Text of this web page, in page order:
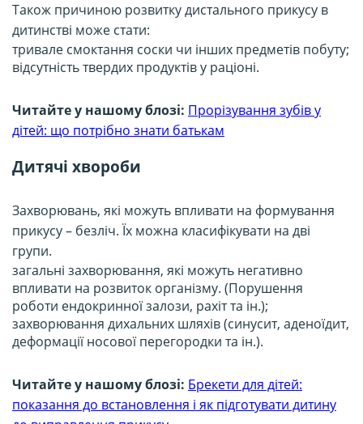
Також причиною розвитку дистального прикусу в
дитинстві може стати:
тривале смоктання соски чи інших предметів побуту;
відсутність твердих продуктів у раціоні.
Читайте у нашому блозі: Прорізування зубів у
дітей: що потрібно знати батькам
Дитячі хвороби
Захворювань, які можуть впливати на формування
прикусу – безліч. Їх можна класифікувати на дві
групи.
загальні захворювання, які можуть негативно
впливати на розвиток організму. (Порушення
роботи ендокринної залози, рахіт та ін.);
захворювання дихальних шляхів (синусит, аденоїдит,
деформації носової перегородки та ін.).
Читайте у нашому блозі: Брекети для дітей:
показання до встановлення і як підготувати дитину